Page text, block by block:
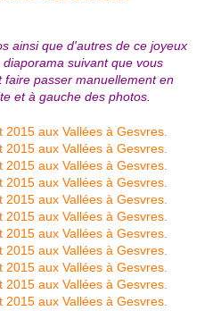
ainsi que d'autres de ce joyeux
suivant que vous
passer manuellement en
et à gauche des photos.